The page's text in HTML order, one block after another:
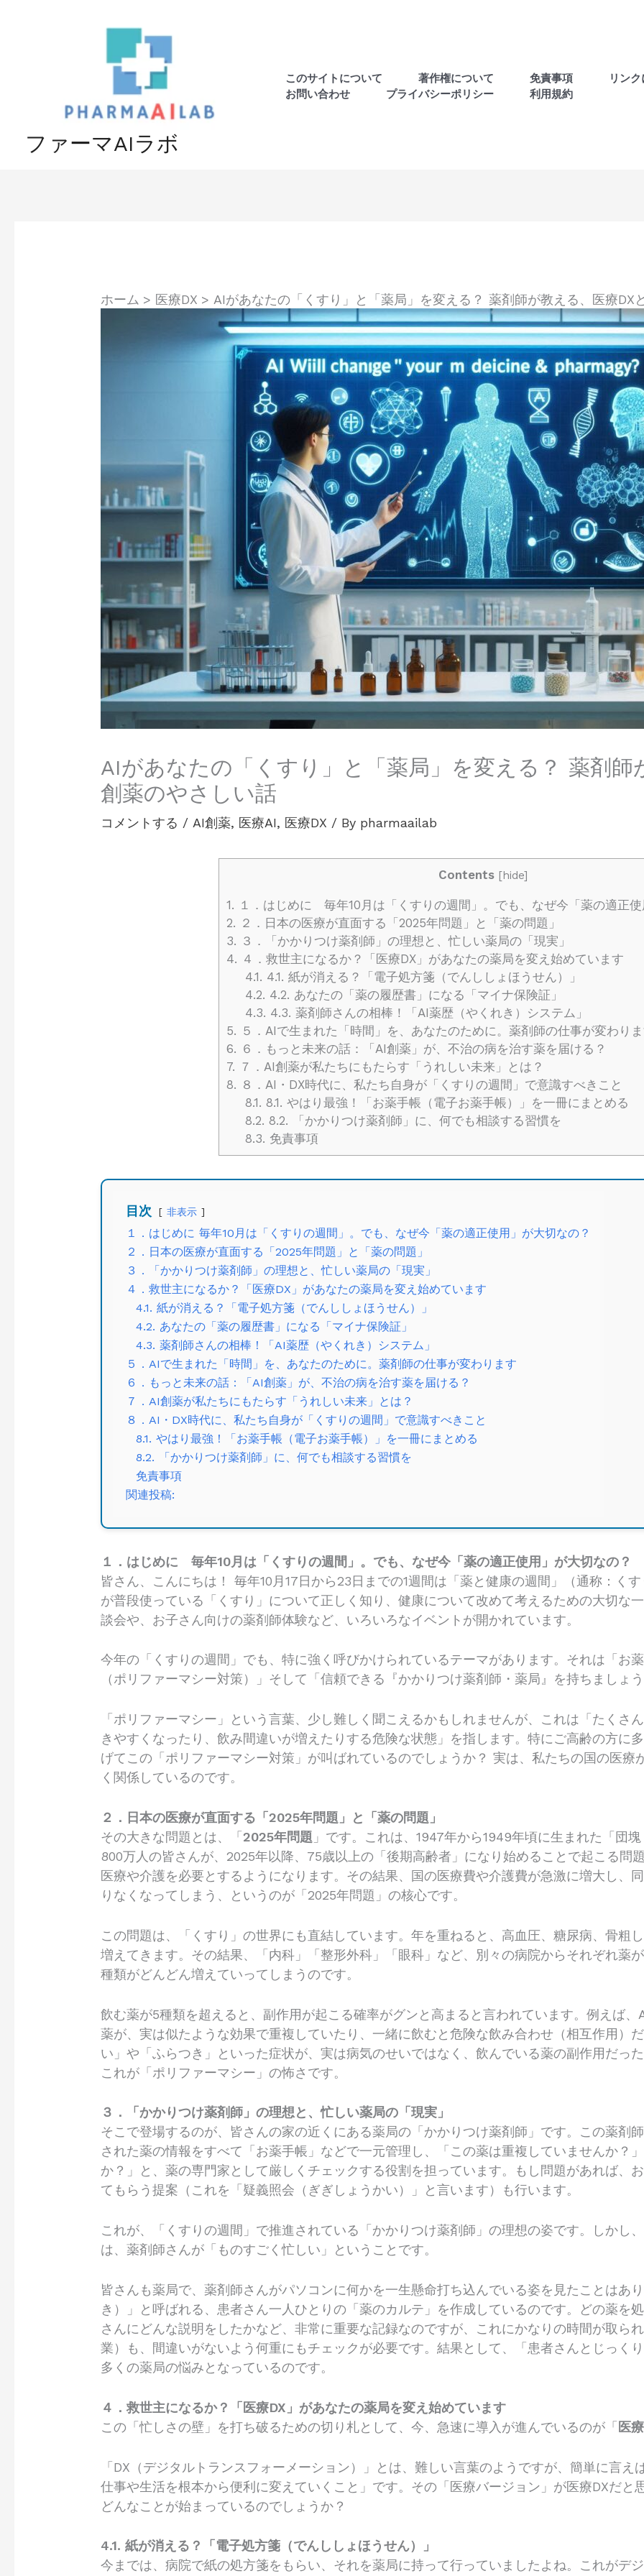
ファーマAIラボ
このサイトについて 著作権について 免責事項
リン
お問い合わせ
プライバシーポリシー 利用規約
ホーム 医療DX AIがあなたの「くすり」と「薬局」を変える？ 薬剤師が教える、医療DX
AIがあなたの「くすり」と「薬局」を変える？ 薬剤師
創薬のやさしい話
コメントする / AI創薬, 医療AI, 医療DX / By pharmaailab
Contents [hide]
1. １．はじめに 毎年10月は「くすりの週間」。でも、なぜ今「薬の適正
2. ２．日本の医療が直面する「2025年問題」と「薬の問題」
3. ３．「かかりつけ薬剤師」の理想と、忙しい薬局の「現実」
4. ４．救世主になるか？「医療DX」があなたの薬局を変え始めています
4.1. 4.1. 紙が消える？「電子処方箋（でんししょほうせん）」
4.2. 4.2. あなたの「薬の履歴書」になる「マイナ保険証」
4.3. 4.3. 薬剤師さんの相棒！「AI薬歴（やくれき）システム」
5. ５．AIで生まれた「時間」を、あなたのために。薬剤師の仕事が変わり
6. ６．もっと未来の話：「AI創薬」が、不治の病を治す薬を届ける？
7. ７．AI創薬が私たちにもたらす「うれしい未来」とは？
8. ８．AI・DX時代に、私たち自身が「くすりの週間」で意識すべきこと
8.1. 8.1. やはり最強！「お薬手帳（電子お薬手帳）」を一冊にまとめる
8.2. 8.2. 「かかりつけ薬剤師」に、何でも相談する習慣を
8.3. 免責事項
目次 非表示
１．はじめに 毎年10月は「くすりの週間」。でも、なぜ今「薬の適正使用」が大切なの？
２．日本の医療が直面する「2025年問題」と「薬の問題」
３．「かかりつけ薬剤師」の理想と、忙しい薬局の「現実」
４．救世主になるか？「医療DX」があなたの薬局を変え始めています
4.1. 紙が消える？「電子処方箋（でんししょほうせん）」
4.2. あなたの「薬の履歴書」になる「マイナ保険証」
4.3. 薬剤師さんの相棒！「AI薬歴（やくれき）システム」
５．AIで生まれた「時間」を、あなたのために。薬剤師の仕事が変わります
６．もっと未来の話：「AI創薬」が、不治の病を治す薬を届ける？
７．AI創薬が私たちにもたらす「うれしい未来」とは？
８．AI・DX時代に、私たち自身が「くすりの週間」で意識すべきこと
8.1. やはり最強！「お薬手帳（電子お薬手帳）」を一冊にまとめる
8.2. 「かかりつけ薬剤師」に、何でも相談する習慣を
免責事項
関連投稿:
１．はじめに 毎年10月は「くすりの週間」。でも、なぜ今「薬の適正使用」が大切なの？
皆さん、こんにちは！ 毎年10月17日から23日までの1週間は「薬と健康の週間」（通称：く
が普段使っている「くすり」について正しく知り、健康について改めて考えるための大切な
談会や、お子さん向けの薬剤師体験など、いろいろなイベントが開かれています。
今年の「くすりの週間」でも、特に強く呼びかけられているテーマがあります。それは「お
（ポリファーマシー対策）」そして「信頼できる『かかりつけ薬剤師・薬局』を持ちましょ
「ポリファーマシー」という言葉、少し難しく聞こえるかもしれませんが、これは「たくさ
きやすくなったり、飲み間違いが増えたりする危険な状態」を指します。特にご高齢の方に
げてこの「ポリファーマシー対策」が叫ばれているのでしょうか？ 実は、私たちの国の医療
く関係しているのです。
２．日本の医療が直面する「2025年問題」と「薬の問題」
その大きな問題とは、「2025年問題 」です。これは、1947年から1949年頃に生まれた「団
800万人の皆さんが、2025年以降、75歳以上の「後期高齢者」になり始めることで起こる問
医療や介護を必要とするようになります。その結果、国の医療費や介護費が急激に増大し、
りなくなってしまう、というのが「2025年問題」の核心です。
この問題は、「くすり」の世界にも直結しています。年を重ねると、高血圧、糖尿病、骨粗
増えてきます。その結果、「内科」「整形外科」「眼科」など、別々の病院からそれぞれ薬
種類がどんどん増えていってしまうのです。
飲む薬が5種類を超えると、副作用が起こる確率がグンと高まると言われています。例えば
薬が、実は似たような効果で重複していたり、一緒に飲むと危険な飲み合わせ（相互作用）
い」や「ふらつき」といった症状が、実は病気のせいではなく、飲んでいる薬の副作用だっ
これが「ポリファーマシー」の怖さです。
３．「かかりつけ薬剤師」の理想と、忙しい薬局の「現実」
そこで登場するのが、皆さんの家の近くにある薬局の「かかりつけ薬剤師」です。この薬剤
された薬の情報をすべて「お薬手帳」などで一元管理し、「この薬は重複していませんか？
か？」と、薬の専門家として厳しくチェックする役割を担っています。もし問題があれば、
てもらう提案（これを「疑義照会（ぎぎしょうかい）」と言います）も行います。
これが、「くすりの週間」で推進されている「かかりつけ薬剤師」の理想の姿です。しかし
は、薬剤師さんが「ものすごく忙しい」ということです。
皆さんも薬局で、薬剤師さんがパソコンに何かを一生懸命打ち込んでいる姿を見たことはあ
き）」と呼ばれる、患者さん一人ひとりの「薬のカルテ」を作成しているのです。どの薬を
さんにどんな説明をしたかなど、非常に重要な記録なのですが、これにかなりの時間が取ら
業）も、間違いがないよう何重にもチェックが必要です。結果として、「患者さんとじっく
多くの薬局の悩みとなっているのです。
４．救世主になるか？「医療DX」があなたの薬局を変え始めています
この「忙しさの壁」を打ち破るための切り札として、今、急速に導入が進んでいるのが「 医
「DX（デジタルトランスフォーメーション）」とは、難しい言葉のようですが、簡単に言
仕事や生活を根本から便利に変えていくこと」です。その「医療バージョン」が医療DXだと
どんなことが始まっているのでしょうか？
4.1. 紙が消える？「電子処方箋（でんししょほうせん）」
今までは、病院で紙の処方箋をもらい、それを薬局に持って行っていましたよね。これがデ